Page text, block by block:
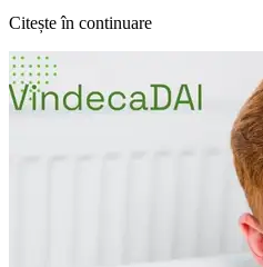
Citește în continuare